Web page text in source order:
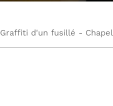
Graffiti d'un fusillé -